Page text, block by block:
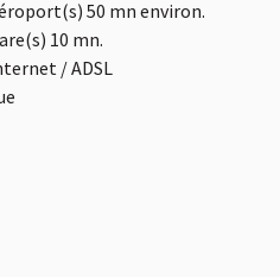
50 mn environ.
10 mn.
/ ADSL